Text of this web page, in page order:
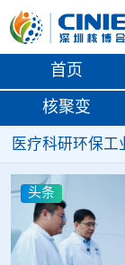
首页
核聚变
医疗科研环保工
头条